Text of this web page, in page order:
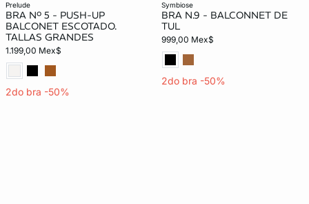
prelude
BRA Nº 5 - PUSH-UP
BALCONET ESCOTADO.
TALLAS GRANDES
1.199,00 Mex$
2do bra -50%
symbiose
BRA N.9 - BALCONNET DE
TUL
999,00 Mex$
2do bra -50%